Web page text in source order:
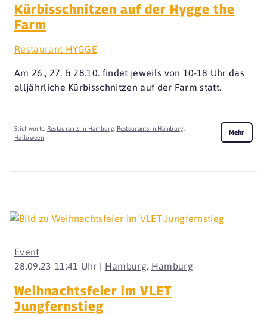
Kürbisschnitzen auf der Hygge the
Farm
Restaurant HYGGE
Am 26., 27. & 28.10. findet jeweils von 10-18 Uhr das
alljährliche Kürbisschnitzen auf der Farm statt.
Stichworte: Restaurants in Hamburg, Restaurants in Hamburg
Halloween
Mehr
28.09.23 11:41 Uhr | Hamburg, Hamburg
Event
Weihnachtsfeier im VLET
Jungfernstieg